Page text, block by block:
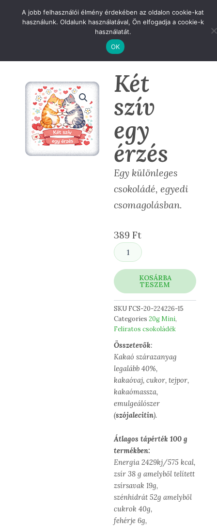
Két
szív
egy
érzés
Egy különleges
csokoládé, egyedi
csomagolásban.
389Ft
Két
szív
érzés
mennyiség
KOSÁRBA
TESZEM
SKU FCS-20-224226-15
Categories 20g Mini,
Feliratos csokoládék
Összetevők:
Kakaó szárazanyag
legalább 40%,
kakaóvaj, cukor, tejpor,
kakaómassza,
emulgeálószer
(szójalecitin).
Átlagos tápérték 100 g
termékben:
Energia 2429kj/575 kcal,
zsír 38 g amelyből telített
zsírsavak 19g,
szénhidrát 52g amelyből
cukrok 40g,
fehérje 6g,
A jobb felhasználói élmény érdekében az oldalon cookie-kat
használunk. Oldalunk használatával, Ön elfogadja a cookie-k
használatát.
OK